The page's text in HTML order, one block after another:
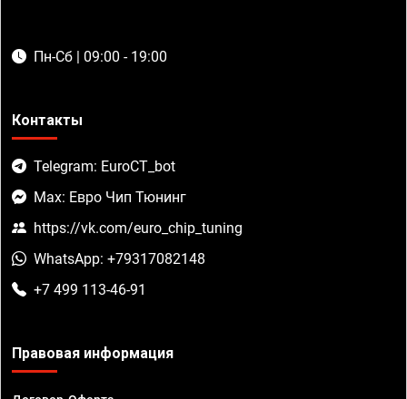
Пн-Сб | 09:00 - 19:00
Контакты
Telegram: EuroCT_bot
Max: Евро Чип Тюнинг
https://vk.com/euro_chip_tuning
WhatsApp: +79317082148
+7 499 113-46-91
Правовая информация